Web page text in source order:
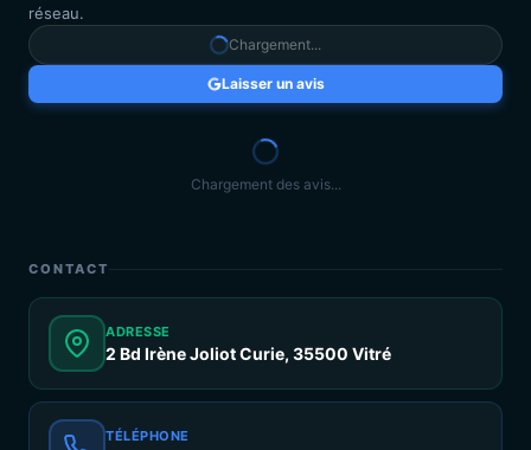
réseau.
Chargement...
Laisser un avis
Chargement des avis...
CONTACT
ADRESSE
2 Bd Irène Joliot Curie, 35500 Vitré
TÉLÉPHONE